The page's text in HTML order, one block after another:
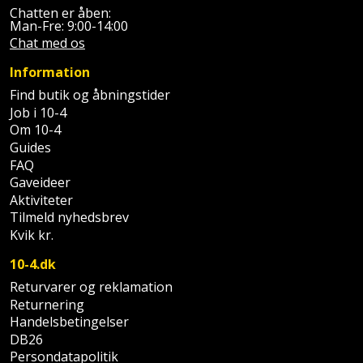
Chatten er åben:
Man-Fre: 9:00-14:00
Chat med os
Information
Find butik og åbningstider
Job i 10-4
Om 10-4
Guides
FAQ
Gaveideer
Aktiviteter
Tilmeld nyhedsbrev
Kvik kr.
10-4.dk
Returvarer og reklamation
Returnering
Handelsbetingelser
DB26
Persondatapolitik